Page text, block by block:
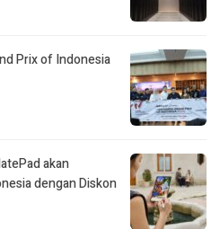
Prix of Indonesia
akan
dengan Diskon